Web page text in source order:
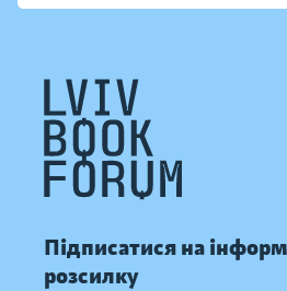
Підписатися на
розсилку